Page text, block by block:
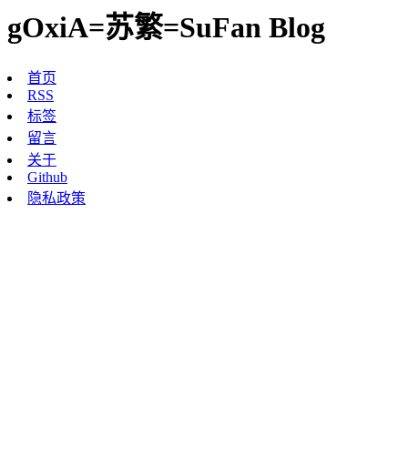
gOxiA=苏繁=SuFan Blog
首页
RSS
标签
留言
关于
Github
隐私政策